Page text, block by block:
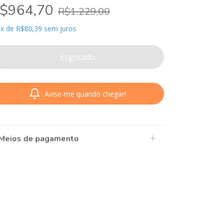
R$1.229,00
x de R$80,39 sem juros
Avise-me quando chegar!
de pagamento